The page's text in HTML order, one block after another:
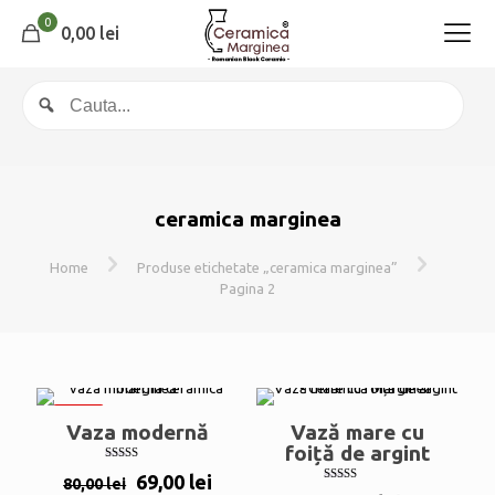
0
0,00 lei
ceramica marginea
Home
Produse etichetate „ceramica marginea”
Pagina 2
Vaza modernă
4.00
80,00lei
Prețul
69,00 lei
Vază mare cu
foiță de argint
Evaluat la